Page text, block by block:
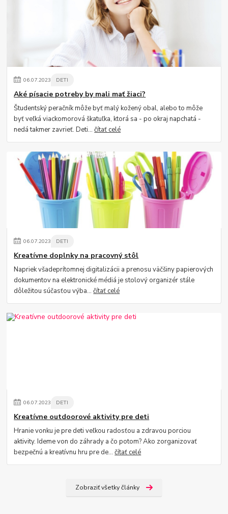
06.07.2023 DETI
Aké písacie potreby by mali mať žiaci?
Študentský peračník môže byť malý kožený obal, alebo to môže
byť veľká viackomorová škatuľka, ktorá sa - po okraj napchatá -
nedá takmer zavrieť. Deti...čítať celé
06.07.2023 DETI
Kreatívne doplnky na pracovný stôl
Napriek všadeprítomnej digitalizácii a prenosu väčšiny papierových
dokumentov na elektronické médiá je stolový organizér stále
dôležitou súčasťou výba...čítať celé
06.07.2023 DETI
Kreatívne outdoorové aktivity pre deti
Hranie vonku je pre deti veľkou radosťou a zdravou porciou
aktivity. Ideme von do záhrady a čo potom? Ako zorganizovať
bezpečnú a kreatívnu hru pre de...čítať celé
Zobraziť všetky články